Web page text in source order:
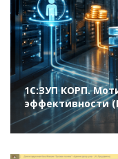
1С:ЗУП КОРП.
эффективности